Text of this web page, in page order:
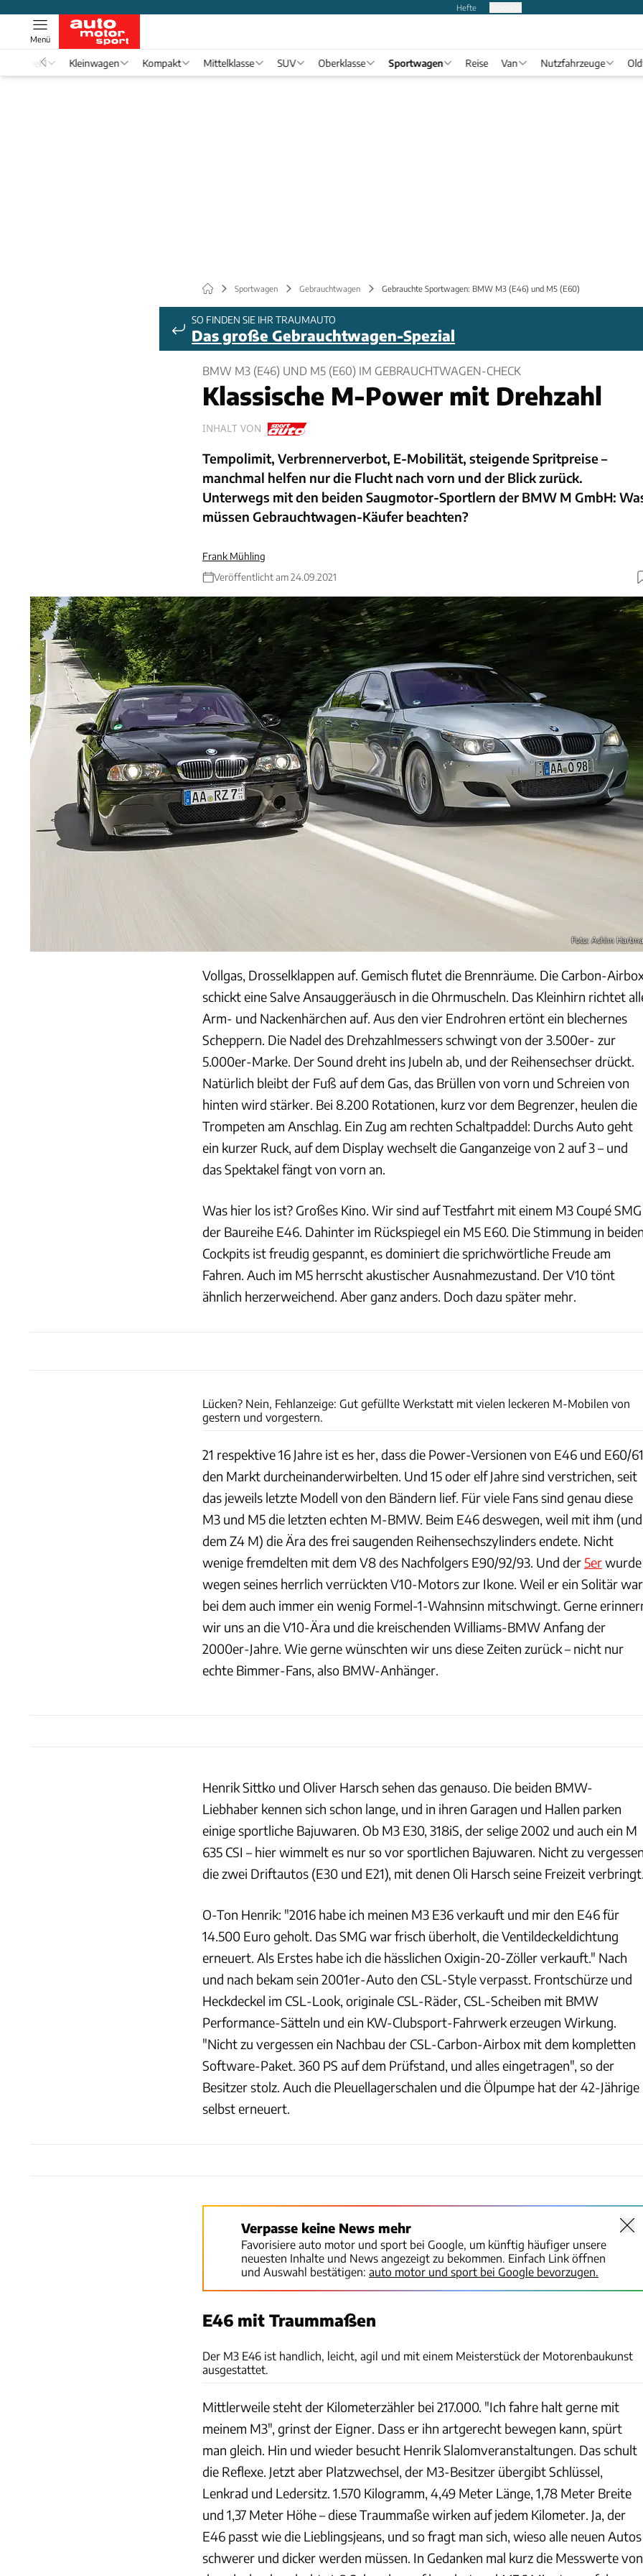
Hefte
Menü
Formel 1 Kleinwagen Kompakt Mittelklasse SUV Oberklasse Sportwagen Reise Van Nutzfahrzeuge
Sportwagen Gebrauchtwagen Gebrauchte Sportwagen: BMW M3 (E46) und M5 (E60)
SO FINDEN SIE IHR TRAUMAUTO
Das große Gebrauchtwagen-Spezial
BMW M3 (E46) UND M5 (E60) IM GEBRAUCHTWAGEN-CHECK
Klassische M-Power mit Drehzahl
INHALT VON
Tempolimit, Verbrennerverbot, E-Mobilität, steigende Spritpreise –
manchmal helfen nur die Flucht nach vorn und der Blick zurück.
Unterwegs mit den beiden Saugmotor-Sportlern der BMW M GmbH:
müssen Gebrauchtwagen-Käufer beachten?
Frank Mühling
Veröffentlicht am 24.09.2021
Foto: Achim
Vollgas, Drosselklappen auf. Gemisch flutet die Brennräume. Die Carbon-
schickt eine Salve Ansauggeräusch in die Ohrmuscheln. Das Kleinhirn richtet
Arm- und Nackenhärchen auf. Aus den vier Endrohren ertönt ein blechernes
Scheppern. Die Nadel des Drehzahlmessers schwingt von der 3.500er- zur
5.000er-Marke. Der Sound dreht ins Jubeln ab, und der Reihensechser drückt.
Natürlich bleibt der Fuß auf dem Gas, das Brüllen von vorn und Schreien von
hinten wird stärker. Bei 8.200 Rotationen, kurz vor dem Begrenzer, heulen die
Trompeten am Anschlag. Ein Zug am rechten Schaltpaddel: Durchs Auto geht
ein kurzer Ruck, auf dem Display wechselt die Ganganzeige von 2 auf 3 – und
das Spektakel fängt von vorn an.
Was hier los ist? Großes Kino. Wir sind auf Testfahrt mit einem M3 Coupé SMG
der Baureihe E46. Dahinter im Rückspiegel ein M5 E60. Die Stimmung in
Cockpits ist freudig gespannt, es dominiert die sprichwörtliche Freude am
Fahren. Auch im M5 herrscht akustischer Ausnahmezustand. Der V10 tönt
ähnlich herzerweichend. Aber ganz anders. Doch dazu später mehr.
Lücken? Nein, Fehlanzeige: Gut gefüllte Werkstatt mit vielen leckeren M-Mobilen von
gestern und vorgestern.
21 respektive 16 Jahre ist es her, dass die Power-Versionen von E46 und E60/61
den Markt durcheinanderwirbelten. Und 15 oder elf Jahre sind verstrichen, seit
das jeweils letzte Modell von den Bändern lief. Für viele Fans sind genau diese
M3 und M5 die letzten echten M-BMW. Beim E46 deswegen, weil mit ihm (und
dem Z4 M) die Ära des frei saugenden Reihensechszylinders endete. Nicht
wenige fremdelten mit dem V8 des Nachfolgers E90/92/93. Und der 5erwurde
wegen seines herrlich verrückten V10-Motors zur Ikone. Weil er ein Solitär
bei dem auch immer ein wenig Formel-1-Wahnsinn mitschwingt. Gerne
wir uns an die V10-Ära und die kreischenden Williams-BMW Anfang der
2000er-Jahre. Wie gerne wünschten wir uns diese Zeiten zurück – nicht nur
echte Bimmer-Fans, also BMW-Anhänger.
Henrik Sittko und Oliver Harsch sehen das genauso. Die beiden BMW-
Liebhaber kennen sich schon lange, und in ihren Garagen und Hallen parken
einige sportliche Bajuwaren. Ob M3 E30, 318iS, der selige 2002 und auch ein M
635 CSI – hier wimmelt es nur so vor sportlichen Bajuwaren. Nicht zu
die zwei Driftautos (E30 und E21), mit denen Oli Harsch seine Freizeit
O-Ton Henrik: "2016 habe ich meinen M3 E36 verkauft und mir den E46 für
14.500 Euro geholt. Das SMG war frisch überholt, die Ventildeckeldichtung
erneuert. Als Erstes habe ich die hässlichen Oxigin-20-Zöller verkauft." Nach
und nach bekam sein 2001er-Auto den CSL-Style verpasst. Frontschürze und
Heckdeckel im CSL-Look, originale CSL-Räder, CSL-Scheiben mit BMW
Performance-Sätteln und ein KW-Clubsport-Fahrwerk erzeugen Wirkung.
"Nicht zu vergessen ein Nachbau der CSL-Carbon-Airbox mit dem kompletten
Software-Paket. 360 PS auf dem Prüfstand, und alles eingetragen", so der
Besitzer stolz. Auch die Pleuellagerschalen und die Ölpumpe hat der 42-Jährige
selbst erneuert.
Verpasse keine News mehr
Favorisiere auto motor und sport bei Google, um künftig häufiger unsere
neuesten Inhalte und News angezeigt zu bekommen. Einfach Link öffnen
und Auswahl bestätigen: auto motor und sport bei Google bevorzugen.
E46 mit Traummaßen
Der M3 E46 ist handlich, leicht, agil und mit einem Meisterstück der Motorenbaukunst
ausgestattet.
Mittlerweile steht der Kilometerzähler bei 217.000. "Ich fahre halt gerne mit
meinem M3", grinst der Eigner. Dass er ihn artgerecht bewegen kann, spürt
man gleich. Hin und wieder besucht Henrik Slalomveranstaltungen. Das schult
die Reflexe. Jetzt aber Platzwechsel, der M3-Besitzer übergibt Schlüssel,
Lenkrad und Ledersitz. 1.570 Kilogramm, 4,49 Meter Länge, 1,78 Meter Breite
und 1,37 Meter Höhe – diese Traummaße wirken auf jedem Kilometer. Ja, der
E46 passt wie die Lieblingsjeans, und so fragt man sich, wieso alle neuen Autos
schwerer und dicker werden müssen. In Gedanken mal kurz die Messwerte von